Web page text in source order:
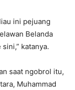
ini pejuang
Belanda
katanya.
saat ngobrol itu,
Muhammad